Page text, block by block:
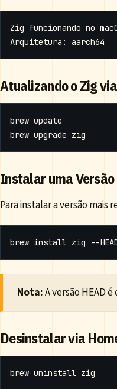
Atualizando o Zig
Instalar uma
Para instalar a versão
Nota:A versão HEAD
Desinstalar via